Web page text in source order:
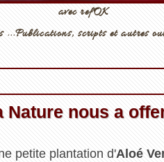
avec refOK
...Publications, scripts et autres
Nature nous a
petite plantation d'Aloé